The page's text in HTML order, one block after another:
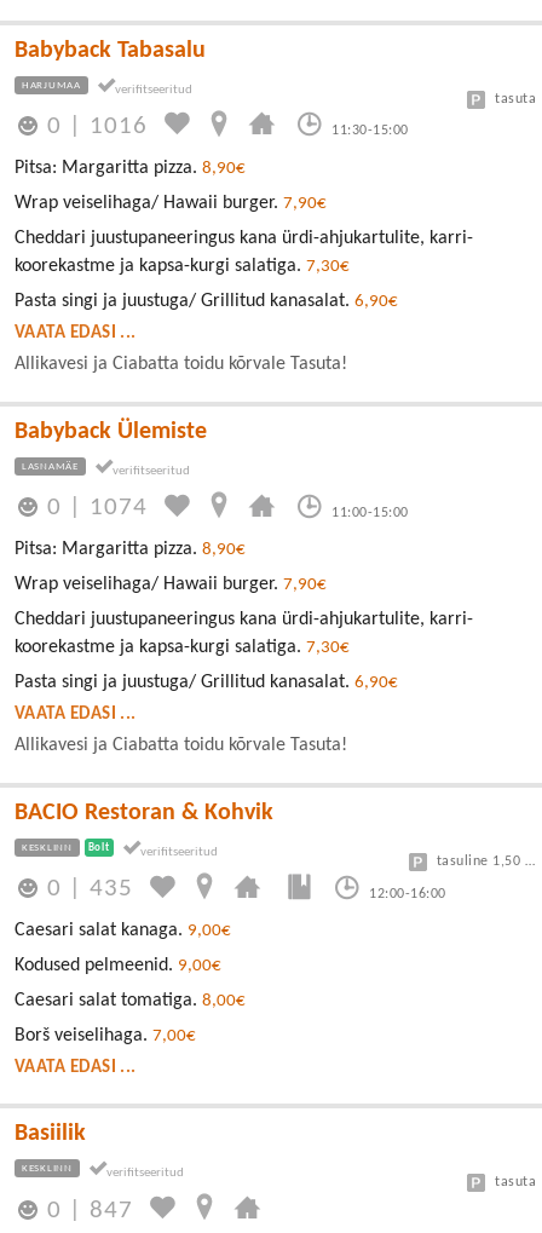
Babyback Tabasalu
HARJUMAA
0 1016 11:30-15:00
tasuta
Pitsa: Margaritta pizza. 8,90€
Wrap veiselihaga/ Hawaii burger. 7,90€
Cheddari juustupaneeringus kana ürdi-ahjukartulite, karri-
koorekastme ja kapsa-kurgi salatiga. 7,30€
Pasta singi ja juustuga/ Grillitud kanasalat. 6,90€
VAATA EDASI ...
Allikavesi ja Ciabatta toidu kõrvale Tasuta!
Babyback Ülemiste
LASNAMÄE
0 1074 11:00-15:00
Pitsa: Margaritta pizza. 8,90€
Wrap veiselihaga/ Hawaii burger. 7,90€
Cheddari juustupaneeringus kana ürdi-ahjukartulite, karri-
koorekastme ja kapsa-kurgi salatiga. 7,30€
Pasta singi ja juustuga/ Grillitud kanasalat. 6,90€
VAATA EDASI ...
Allikavesi ja Ciabatta toidu kõrvale Tasuta!
BACIO Restoran & Kohvik
KESKLINN Bolt
0 |435 12:00-16:00
tasuline 1,50 eur/h
Caesari salat kanaga. 9,00€
Kodused pelmeenid. 9,00€
Caesari salat tomatiga. 8,00€
Borš veiselihaga. 7,00€
VAATA EDASI ...
Basiilik
KESKLINN
0 847
tasuta